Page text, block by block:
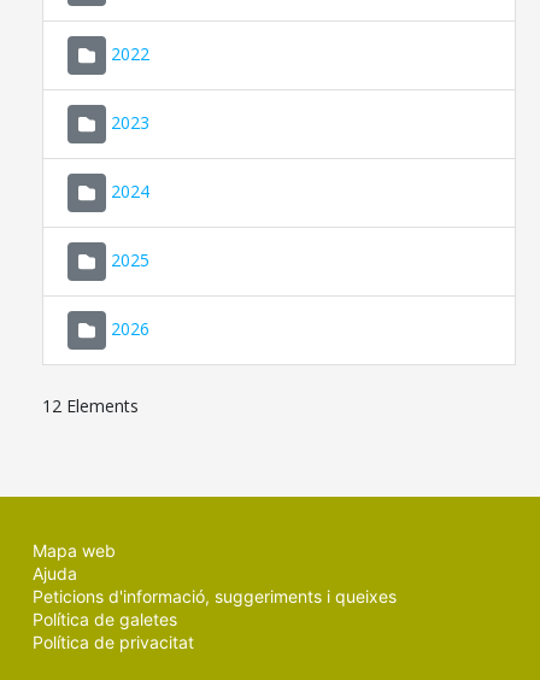
2022
2023
2024
2025
2026
12 Elements
Mapa web
Ajuda
Peticions d'informació, suggeriments i queixes
Política de galetes
Política de privacitat